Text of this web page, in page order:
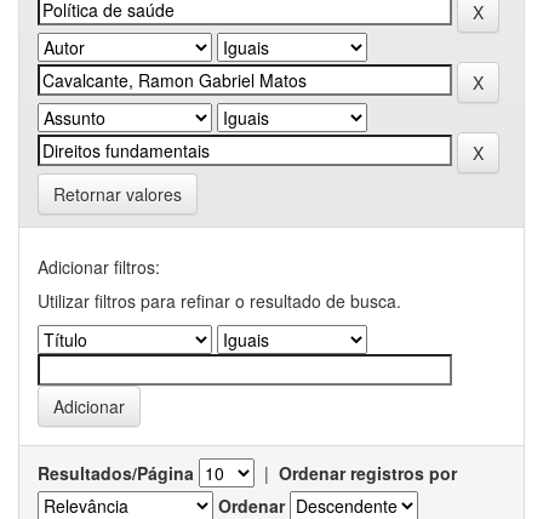
Retornar valores
Adicionar filtros:
Utilizar filtros para refinar o resultado de busca.
Resultados/Página | Ordenar registros por
Ordenar